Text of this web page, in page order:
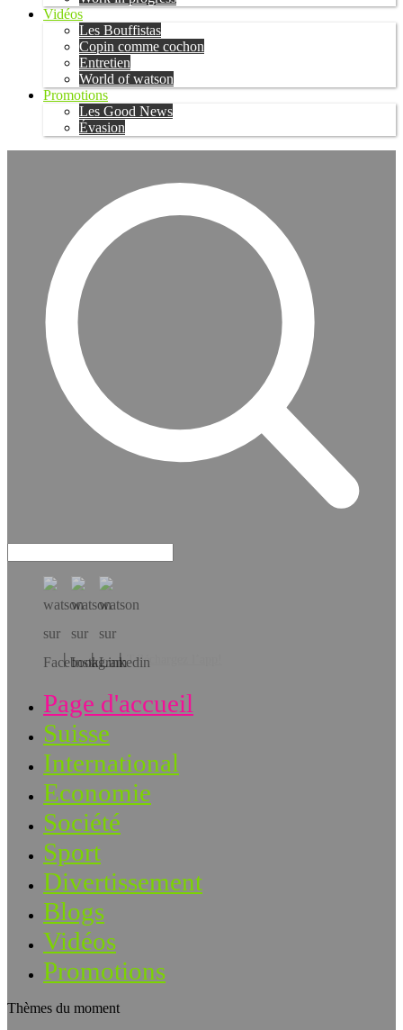
Vidéos
Les Bouffistas
Copin comme cochon
Entretien
World of watson
Promotions
Les Good News
Évasion
Téléchargez l’app!
Page d'accueil
Suisse
International
Economie
Société
Sport
Divertissement
Blogs
Vidéos
Promotions
Thèmes du moment